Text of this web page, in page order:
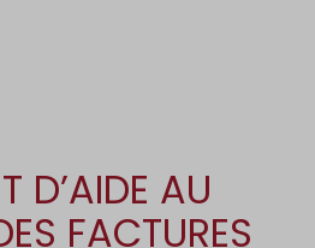
D’AIDE AU
FACTURES